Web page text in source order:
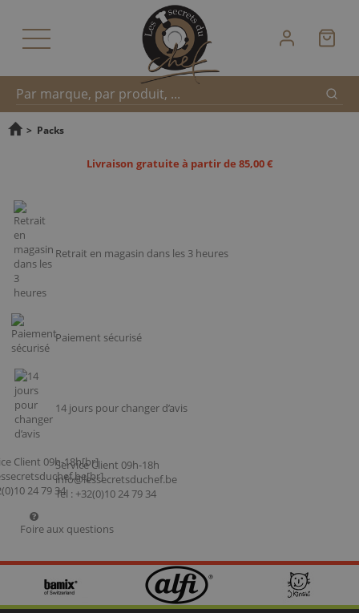
Recherche
> Packs
Livraison gratuite à partir de 85,00 €
Retrait en magasin dans les 3 heures
Paiement sécurisé
14 jours pour changer d’avis
Service Client 09h-18h
info@lessecretsduchef.be
Tel : +32(0)10 24 79 34
Foire aux questions